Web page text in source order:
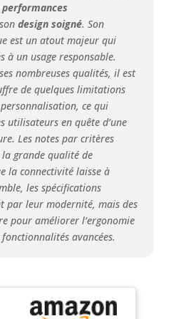
nos produits sont
conçus,
développés et
fabriqués en
Interne à
Gröbenzell, près de
Munich. QUALITÉ
DEPUIS 1905 :
Depuis notre
création, nous
avons accumulé
une grande
expertise. Nous
l'utilisons dans
notre
développement
habituelle.
performances
design soigné. Son
est un atout majeur qui
à un usage responsable.
nombreuses qualités, il est
de quelques limitations
ce qui
utilisateurs en quête d’une
Les notes par critères
grande qualité de
la connectivité laisse à
les spécifications
par leur modernité, mais des
pour améliorer l’ergonomie
avancées.